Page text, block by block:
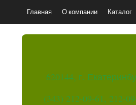
Главная О компании Каталог
620144, г.
(343) 212-09-61, 212-